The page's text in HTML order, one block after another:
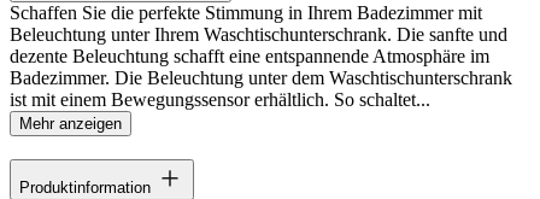
Schaffen Sie die perfekte Stimmung in Ihrem Badezimmer mit
Beleuchtung unter Ihrem Waschtischunterschrank. Die sanfte und
dezente Beleuchtung schafft eine entspannende Atmosphäre im
Badezimmer. Die Beleuchtung unter dem Waschtischunterschrank
ist mit einem Bewegungssensor erhältlich. So schaltet...
Mehr anzeigen
Produktinformation